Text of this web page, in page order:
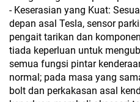
- Keserasian yang Kuat:
depan asal Tesla, sensor
pengait tarikan dan
tiada keperluan untuk
semua fungsi pintar
normal; pada masa yang
bolt dan perkakasan asal